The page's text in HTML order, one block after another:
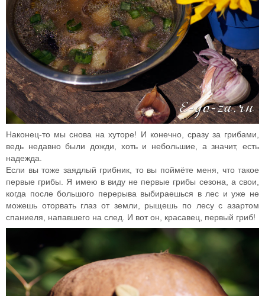
Наконец-то мы снова на хуторе! И конечно, сразу за грибами,
ведь недавно были дожди, хоть и небольшие, а значит, есть
надежда.
Если вы тоже заядлый грибник, то вы поймёте меня, что такое
первые грибы. Я имею в виду не первые грибы сезона, а свои,
когда после большого перерыва выбираешься в лес и уже не
можешь оторвать глаз от земли, рыщешь по лесу с азартом
спаниеля, напавшего на след. И вот он, красавец, первый гриб!